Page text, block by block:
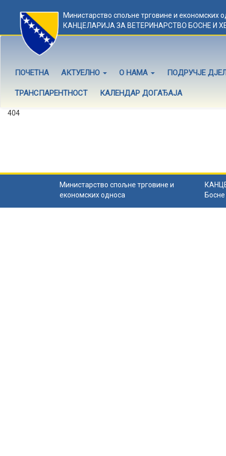
Министарство спољне трговине и економских
КАНЦЕЛАРИЈА ЗА ВЕТЕРИНАРСТВО БОСНЕ И
ПОЧЕТНА АКТУЕЛНО О НАМА ПОДРУЧЈЕ
ТРАНСПАРЕНТНОСТ КАЛЕНДАР ДОГАЂАЈА
404
Министарство спољне трговине и
економских односа